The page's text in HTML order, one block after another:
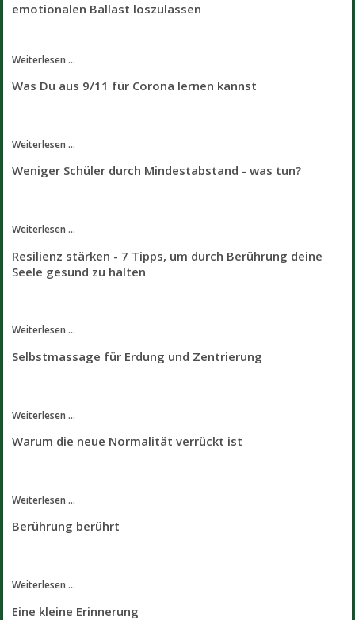
emotionalen Ballast loszulassen
Weiterlesen ...
Was Du aus 9/11 für Corona lernen kannst
Weiterlesen ...
Weniger Schüler durch Mindestabstand - was tun?
Weiterlesen ...
Resilienz stärken - 7 Tipps, um durch Berührung deine
Seele gesund zu halten
Weiterlesen ...
Selbstmassage für Erdung und Zentrierung
Weiterlesen ...
Warum die neue Normalität verrückt ist
Weiterlesen ...
Berührung berührt
Weiterlesen ...
Eine kleine Erinnerung